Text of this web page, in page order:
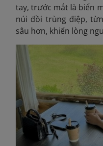
tay, trước mắt là biển
núi đồi trùng điệp,
sâu hơn, khiến lòng